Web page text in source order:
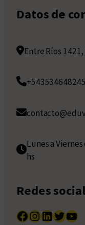
Datos de
Entre Ríos
+543534648245
Lunes a
hs
Redes
Facebook InstagramLinkedIn Twitter YouTube